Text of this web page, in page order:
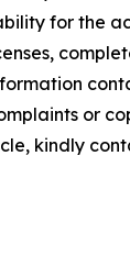
for the
or
kindly